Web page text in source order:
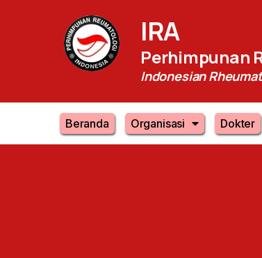
IRA
Perhimpunan
Indonesian
Beranda Organisasi Dokter